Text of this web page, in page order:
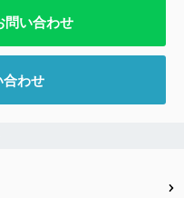
問い合わせ
合わせ